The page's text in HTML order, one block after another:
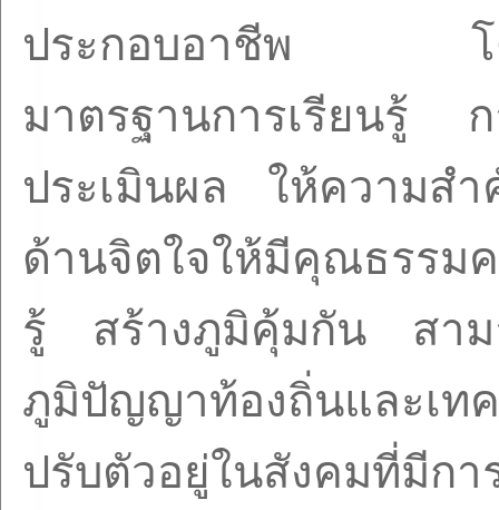
ประกอบอาชีพ โดยก
มาตรฐานการเรียนรู้
ประเมินผล ให้ความส
ด้านจิตใจให้มีคุณธรรม
รู้ สร้างภูมิคุ้มกัน สาม
ภูมิปัญญาท้องถิ่นและเทค
ปรับตัวอยู่ในสังคมที่มีกา